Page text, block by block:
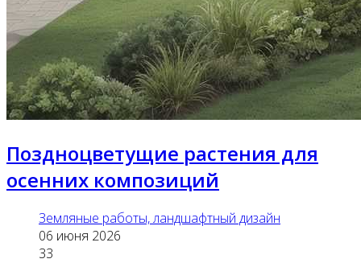
Поздноцветущие растения для
осенних композиций
Земляные работы, ландшафтный дизайн
06 июня 2026
33